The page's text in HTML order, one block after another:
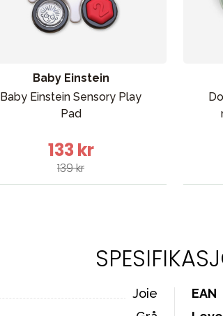
Baby Einstein
Baby Einstein Sensory Play
Pad
133 kr
139 kr
Joie
EAN